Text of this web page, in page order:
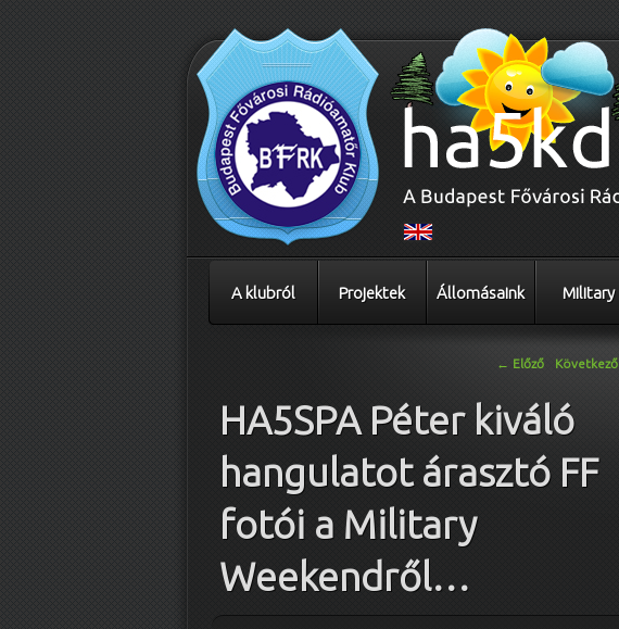
A klubról Projektek Állomásaink Military
← Előző Következő
HA5SPA Péter kiváló
hangulatot árasztó FF
fotói a Military
Weekendről…